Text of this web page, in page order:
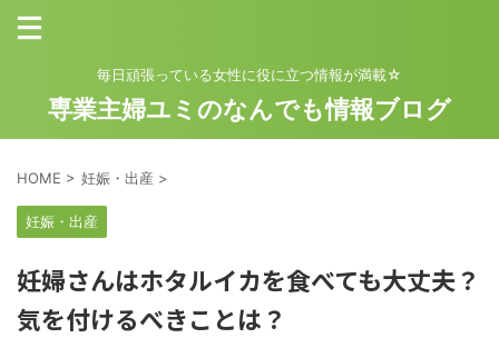
毎日頑張っている女性に役に立つ情報が満載☆
専業主婦ユミのなんでも情報ブログ
HOME > 妊娠・出産 >
妊娠・出産
妊婦さんはホタルイカを食べても大丈夫？
気を付けるべきことは？